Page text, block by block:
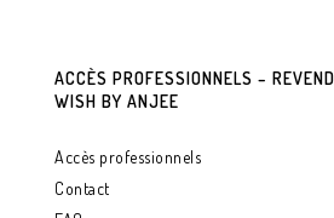
ACCÈS PROFESSIONNELS –
WISH BY ANJEE
Accès professionnels
Contact